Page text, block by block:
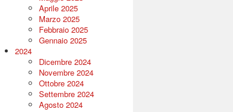
Aprile 2025
Marzo 2025
Febbraio 2025
Gennaio 2025
2024
Dicembre 2024
Novembre 2024
Ottobre 2024
Settembre 2024
Agosto 2024